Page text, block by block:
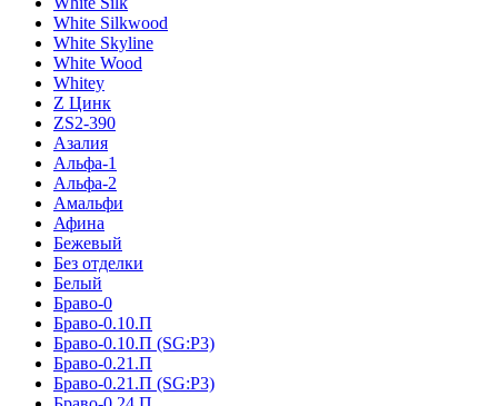
White Silkwood
White Skyline
White Wood
Whitey
Z Цинк
ZS2-390
Азалия
Альфа-1
Альфа-2
Амальфи
Афина
Бежевый
Без отделки
Белый
Браво-0
Браво-0.10.П
Браво-0.10.П (SG:P3)
Браво-0.21.П
Браво-0.21.П (SG:P3)